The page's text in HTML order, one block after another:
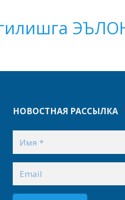
НОВОСТНАЯ РАССЫЛКА